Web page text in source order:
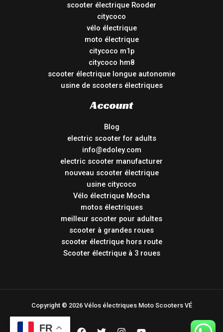
scooter électrique Rooder
citycoco
vélo électrique
moto électrique
citycoco m1p
citycoco hm8
scooter électrique longue autonomie
usine de scooters électriques
Account
Blog
electric scooter for adults
info@edoley.com
electric scooter manufacturer
nouveau scooter électrique
usine citycoco
Vélo électrique Mocha
motos électriques
meilleur scooter pour adultes
scooter à grandes roues
scooter électrique hors route
Scooter électrique à 3 roues
Copyright © 2026 Vélos électriques Moto Scooters VÉ
FR